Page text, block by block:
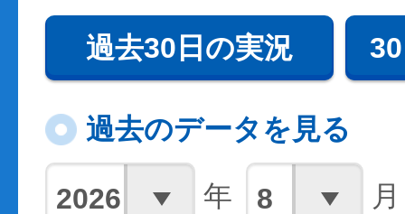
過去30日の実況
過去のデータを見る
年 月